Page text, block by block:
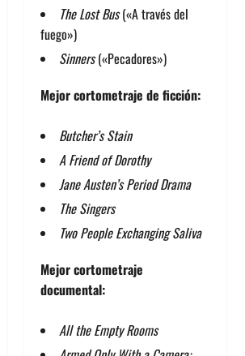
The Lost Bus(«A través del
fuego»)
Sinners(«Pecadores»)
Mejor cortometraje de ficción:
Butcher’s Stain
A Friend of Dorothy
Jane Austen’s Period Drama
The Singers
Two People Exchanging Saliva
Mejor cortometraje
documental:
All the Empty Rooms